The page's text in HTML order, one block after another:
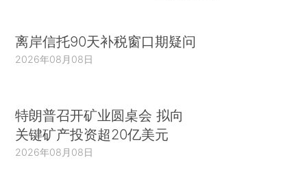
离岸信托90天补税窗口期疑问
2026年08月08日
特朗普召开矿业圆桌会 拟向
关键矿产投资超20亿美元
2026年08月08日